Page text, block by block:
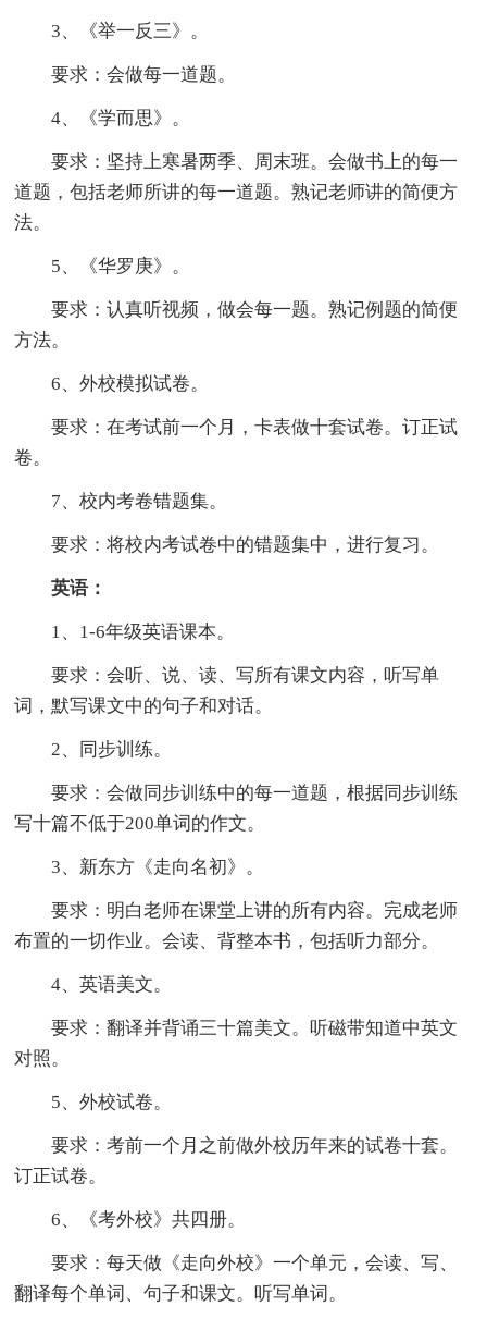
3、《举一反三》。
要求：会做每一道题。
4、《学而思》。
要求：坚持上寒暑两季、周末班。会做书上的每一
道题，包括老师所讲的每一道题。熟记老师讲的简便方
法。
5、《华罗庚》。
要求：认真听视频，做会每一题。熟记例题的简便
方法。
6、外校模拟试卷。
要求：在考试前一个月，卡表做十套试卷。订正试
卷。
7、校内考卷错题集。
要求：将校内考试卷中的错题集中，进行复习。
英语：
1、1-6年级英语课本。
要求：会听、说、读、写所有课文内容，听写单
词，默写课文中的句子和对话。
2、同步训练。
要求：会做同步训练中的每一道题，根据同步训练
写十篇不低于200单词的作文。
3、新东方《走向名初》。
要求：明白老师在课堂上讲的所有内容。完成老师
布置的一切作业。会读、背整本书，包括听力部分。
4、英语美文。
要求：翻译并背诵三十篇美文。听磁带知道中英文
对照。
5、外校试卷。
要求：考前一个月之前做外校历年来的试卷十套。
订正试卷。
6、《考外校》共四册。
要求：每天做《走向外校》一个单元，会读、写、
翻译每个单词、句子和课文。听写单词。